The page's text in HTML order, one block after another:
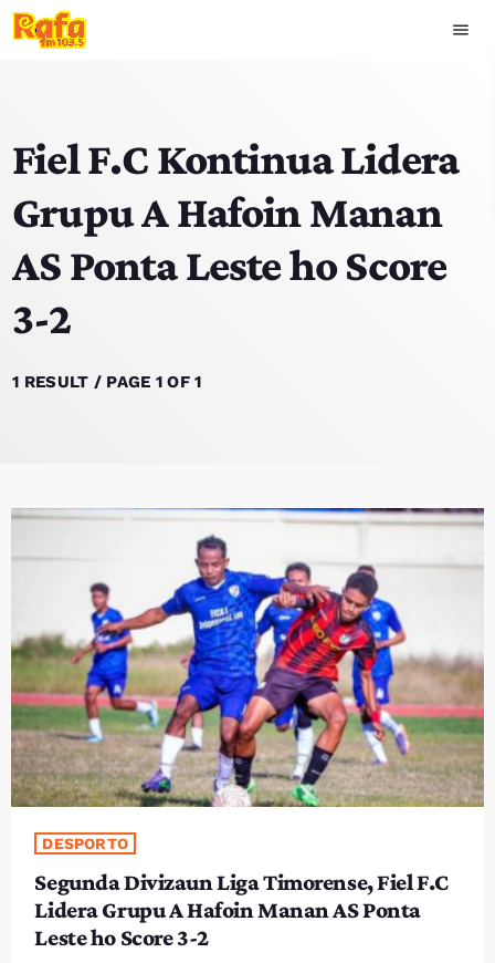
menu
play_arrow OUVIR RAFA
HOME
NOTISIA
EKIPA
VÍDEO SIRA
EVENTU SIRA
KONTAKTU SIRA
TÉTUM
TÉTUM
PORTUGUÊS
PRÓXIMOS PROGRAMAS
Bom dia RAFA
7:00 AM - 9:00 AM
Fiel F.C Kontinua Lidera
Grupu A Hafoin Manan
AS Ponta Leste ho Score
3-2
1 RESULT / PAGE 1 OF 1
DESPORTO
Segunda Divizaun Liga Timorense, Fiel F.C
Lidera Grupu A Hafoin Manan AS Ponta
Leste ho Score 3-2